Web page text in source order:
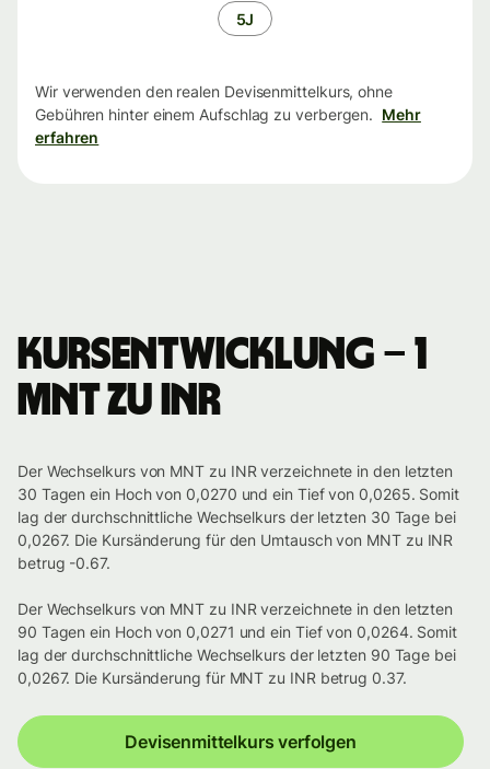
5J
Wir verwenden den realen Devisenmittelkurs, ohne
Gebühren hinter einem Aufschlag zu verbergen. Mehr
erfahren
Kursentwicklung – 1
MNT zu INR
Der Wechselkurs von MNT zu INR verzeichnete in den letzten
30 Tagen ein Hoch von 0,0270 und ein Tief von 0,0265. Somit
lag der durchschnittliche Wechselkurs der letzten 30 Tage bei
0,0267. Die Kursänderung für den Umtausch von MNT zu INR
betrug -0.67.
Der Wechselkurs von MNT zu INR verzeichnete in den letzten
90 Tagen ein Hoch von 0,0271 und ein Tief von 0,0264. Somit
lag der durchschnittliche Wechselkurs der letzten 90 Tage bei
0,0267. Die Kursänderung für MNT zu INR betrug 0.37.
Devisenmittelkurs verfolgen